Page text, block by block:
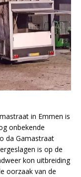
in Emmen is
onbekende
da Gamastraat
is op de
kon uitbreiding
oorzaak van de